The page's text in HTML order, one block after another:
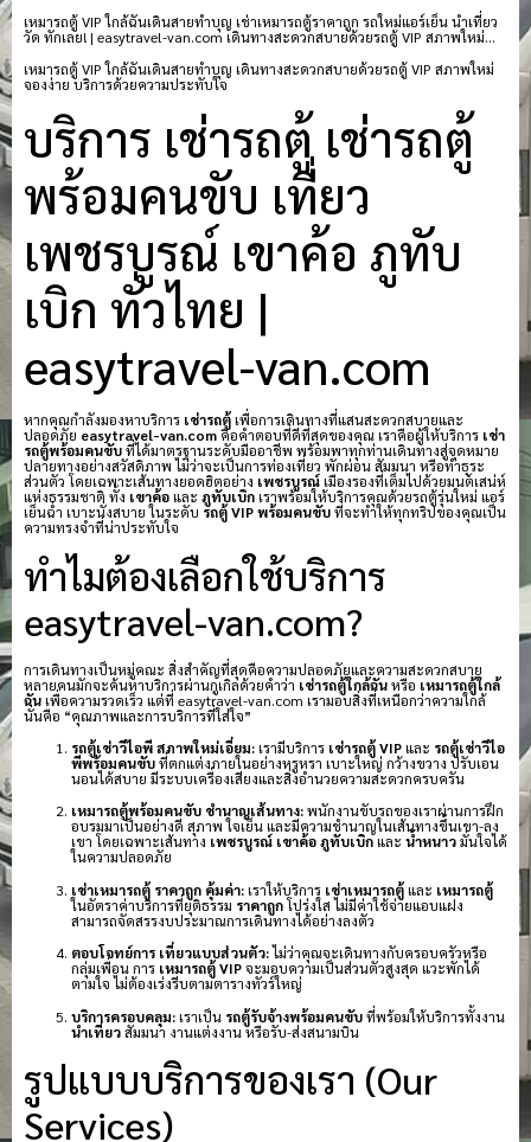
เหมารถตู้ VIP ใกล้ฉันเดินสายทำบุญ เช่าเหมารถตู้ราคาถูก รถใหม่แอร์เย็น นำเที่ยว
วัด ทักเลย! | easytravel-van.com เดินทางสะดวกสบายด้วยรถตู้ VIP สภาพใหม่…
เหมารถตู้ VIP ใกล้ฉันเดินสายทำบุญ เดินทางสะดวกสบายด้วยรถตู้ VIP สภาพใหม่
จองง่าย บริการด้วยความประทับใจ
บริการ เช่ารถตู้ เช่ารถตู้
พร้อมคนขับ เที่ยว
เพชรบูรณ์ เขาค้อ ภูทับ
เบิก ทั่วไทย |
easytravel-van.com
หากคุณกำลังมองหาบริการ เช่ารถตู้เพื่อการเดินทางที่แสนสะดวกสบายและ
ปลอดภัย easytravel-van.comคือคำตอบที่ดีที่สุดของคุณ เราคือผู้ให้บริการ เช่า
รถตู้พร้อมคนขับที่ได้มาตรฐานระดับมืออาชีพ พร้อมพาทุกท่านเดินทางสู่จุดหมาย
ปลายทางอย่างสวัสดิภาพ ไม่ว่าจะเป็นการท่องเที่ยว พักผ่อน สัมมนา หรือทำธุระ
ส่วนตัว โดยเฉพาะเส้นทางยอดฮิตอย่าง เพชรบูรณ์เมืองรองที่เต็มไปด้วยมนต์เสน่ห์
แห่งธรรมชาติ ทั้ง เขาค้อและ ภูทับเบิกเราพร้อมให้บริการคุณด้วยรถตู้รุ่นใหม่ แอร์
เย็นฉ่ำ เบาะนั่งสบาย ในระดับ รถตู้ VIP พร้อมคนขับที่จะทำให้ทุกทริปของคุณเป็น
ความทรงจำที่น่าประทับใจ
ทำไมต้องเลือกใช้บริการ
easytravel-van.com?
การเดินทางเป็นหมู่คณะ สิ่งสำคัญที่สุดคือความปลอดภัยและความสะดวกสบาย
หลายคนมักจะค้นหาบริการผ่านกูเกิลด้วยคำว่า เช่ารถตู้ใกล้ฉันหรือ เหมารถตู้ใกล้
ฉันเพื่อความรวดเร็ว แต่ที่ easytravel-van.com เรามอบสิ่งที่เหนือกว่าความใกล้
นั่นคือ “คุณภาพและการบริการที่ใส่ใจ”
รถตู้เช่าวีไอพี สภาพใหม่เอี่ยม:เรามีบริการ เช่ารถตู้ VIPและ รถตู้เช่าวีไอ
พีพร้อมคนขับที่ตกแต่งภายในอย่างหรูหรา เบาะใหญ่ กว้างขวาง ปรับเอน
นอนได้สบาย มีระบบเครื่องเสียงและสิ่งอำนวยความสะดวกครบครัน
เหมารถตู้พร้อมคนขับ ชำนาญเส้นทาง:พนักงานขับรถของเราผ่านการฝึก
อบรมมาเป็นอย่างดี สุภาพ ใจเย็น และมีความชำนาญในเส้นทางขึ้นเขา-ลง
เขา โดยเฉพาะเส้นทาง เพชรบูรณ์ เขาค้อภูทับเบิกและ น้ำหนาวมั่นใจได้
ในความปลอดภัย
เช่าเหมารถตู้ ราคาถูก คุ้มค่า:เราให้บริการ เช่าเหมารถตู้และ เหมารถตู้
ในอัตราค่าบริการที่ยุติธรรม ราคาถูกโปร่งใส ไม่มีค่าใช้จ่ายแอบแฝง
สามารถจัดสรรงบประมาณการเดินทางได้อย่างลงตัว
ตอบโจทย์การ เที่ยวแบบส่วนตัว:ไม่ว่าคุณจะเดินทางกับครอบครัวหรือ
กลุ่มเพื่อน การ เหมารถตู้ VIPจะมอบความเป็นส่วนตัวสูงสุด แวะพักได้
ตามใจ ไม่ต้องเร่งรีบตามตารางทัวร์ใหญ่
บริการครอบคลุม:เราเป็น รถตู้รับจ้างพร้อมคนขับที่พร้อมให้บริการทั้งงาน
นำเที่ยวสัมมนา งานแต่งงาน หรือรับ-ส่งสนามบิน
รูปแบบบริการของเรา (Our
Services)